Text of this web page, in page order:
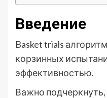
Введение
Basket trials
корзинных
эффективностью.
Важно подчеркнуть,